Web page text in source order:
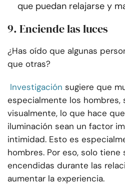
que puedan relajarse y
9. Enciende las luces
¿Has oído que algunas
que otras?
Investigación sugiere que
especialmente los hombres,
visualmente, lo que hace
iluminación sean un factor
intimidad. Esto es
hombres. Por eso, solo
encendidas durante las
aumentar la experiencia.